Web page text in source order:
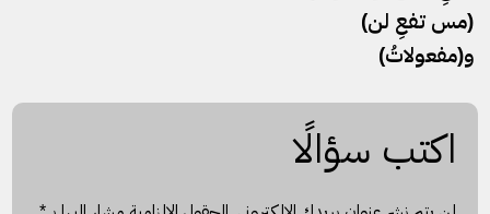
(مس تفعِ لن)
و(مفعولاتُ)
اكتب سؤالًا